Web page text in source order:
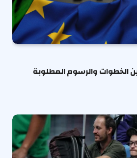
الخطوات والرسوم المطلوبة